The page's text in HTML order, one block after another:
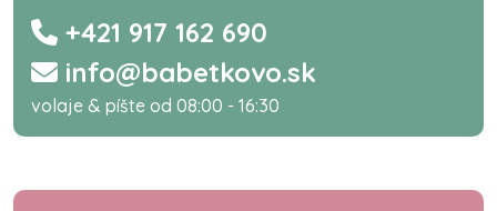
+421 917 162 690
info@babetkovo.sk
volaje & píšte od 08:00 - 16:30